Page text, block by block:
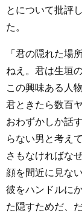
とについて批評
た。
「君の隠れた場
ねえ。君は生垣
この興味ある人
君ときたら数百
おわずかしか話
らない男と考え
さもなければな
顔を間近に見な
彼をハンドルに
た隠すためだ、